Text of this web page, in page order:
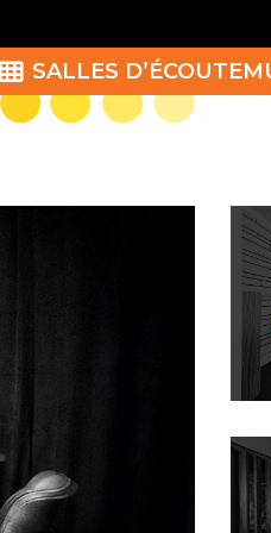
SALLES D’ÉCOUTE